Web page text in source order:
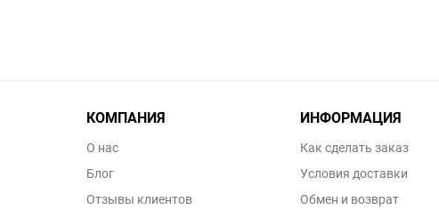
КОМПАНИЯ
О нас
Блог
Отзывы клиентов
ИНФОРМАЦИЯ
Как сделать заказ
Условия доставки
Обмен и возврат